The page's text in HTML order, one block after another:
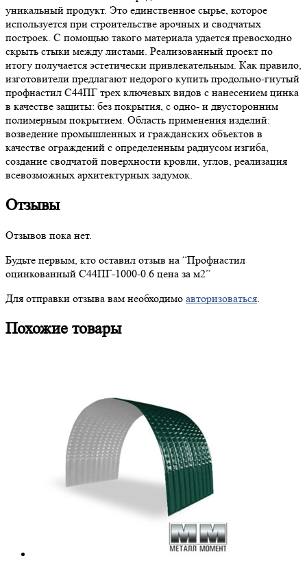
уникальный продукт. Это единственное сырье, которое
используется при строительстве арочных и сводчатых
построек. С помощью такого материала удается превосходно
скрыть стыки между листами. Реализованный проект по
итогу получается эстетически привлекательным. Как правило,
изготовители предлагают недорого купить продольно-гнутый
профнастил С44ПГ трех ключевых видов с нанесением цинка
в качестве защиты: без покрытия, с одно- и двусторонним
полимерным покрытием. Область применения изделий:
возведение промышленных и гражданских объектов в
качестве ограждений с определенным радиусом изгиба,
создание сводчатой поверхности кровли, углов, реализация
всевозможных архитектурных задумок.
Отзывы
Отзывов пока нет.
Будьте первым, кто оставил отзыв на “Профнастил
оцинкованный С44ПГ-1000-0.6 цена за м2”
Для отправки отзыва вам необходимо авторизоваться.
Похожие товары